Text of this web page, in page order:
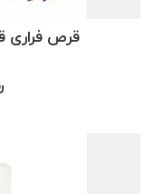
قرص فراری قرمز اصل